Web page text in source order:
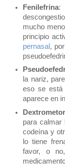
Fenilefrina:
mucho
principio
pernasal ,
la nariz,
eso se está
aparece en
para
codeína y
lo tiene
favor, o